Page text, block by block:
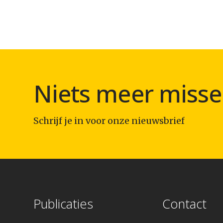
Niets meer
Schrijf je in voor onze nieuwsbrief
Publicaties Contact